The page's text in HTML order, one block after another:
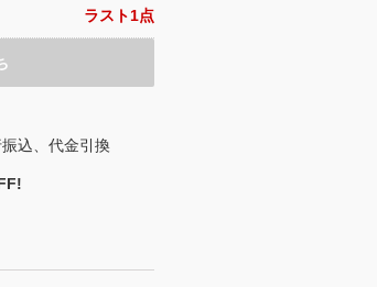
ラスト1点
込、代金引換